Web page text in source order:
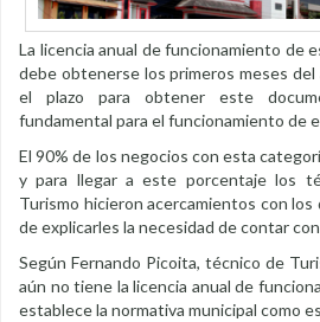
La licencia anual de funcionamiento de
debe obtenerse los primeros meses
el plazo para obtener este
fundamental para el funcionamiento de
El 90% de los negocios con esta
y para llegar a este porcentaje los
Turismo hicieron acercamientos con los
de explicarles la necesidad de contar
Según Fernando Picoita, técnico de
aún no tiene la licencia anual de
establece la normativa municipal como